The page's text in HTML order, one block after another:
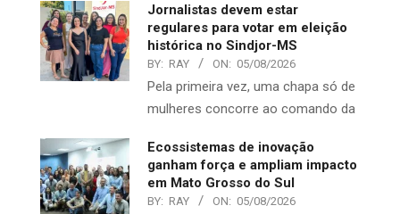
Jornalistas devem estar
regulares para votar em eleição
histórica no Sindjor-MS
BY: RAY ON: 05/08/2026
Pela primeira vez, uma chapa só de
mulheres concorre ao comando da
Ecossistemas de inovação
ganham força e ampliam impacto
em Mato Grosso do Sul
BY: RAY ON: 05/08/2026